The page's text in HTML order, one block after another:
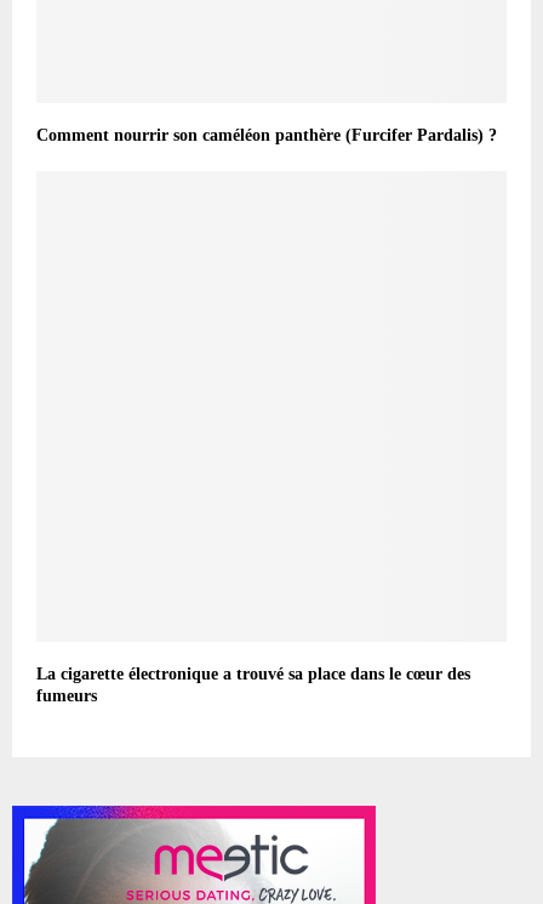
Comment nourrir son caméléon panthère (Furcifer Pardalis) ?
La cigarette électronique a trouvé sa place dans le cœur des
fumeurs